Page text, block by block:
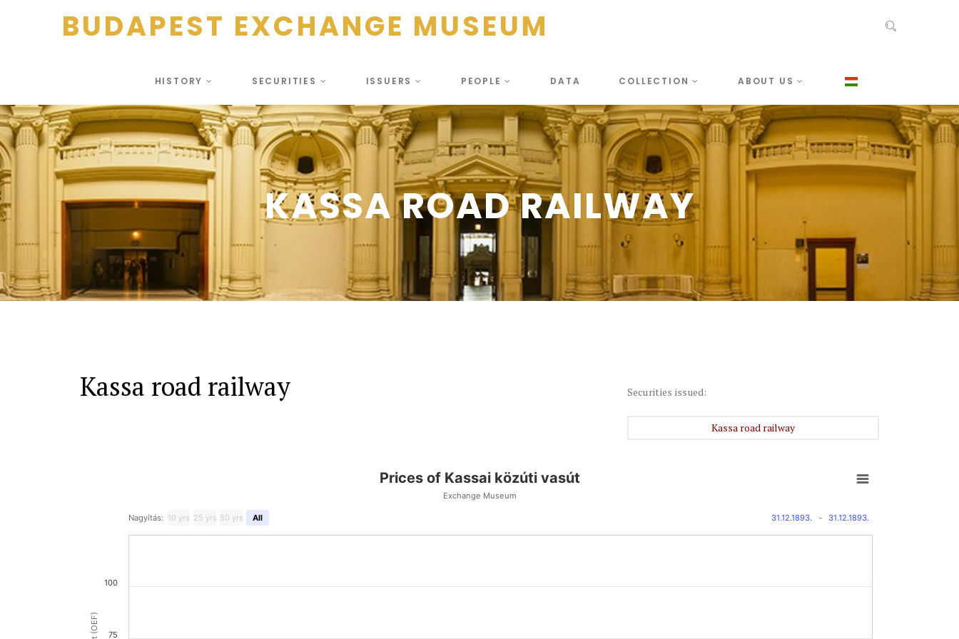
BUDAPEST EXCHANGE MUSEUM
HISTORY SECURITIES ISSUERS PEOPLE DATA COLLECTION ABOUT US
KASSA ROAD RAILWAY
Kassa road railway Securities issued:
Kassa road railway
Prices of Kassai közúti vasút
Exchange Museum
Nagyítás: 10 yrs 25 yrs 50 yrs All 31.12.1893. - 31.12.1893.
75
100